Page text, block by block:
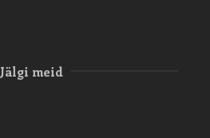
Jälgi meid